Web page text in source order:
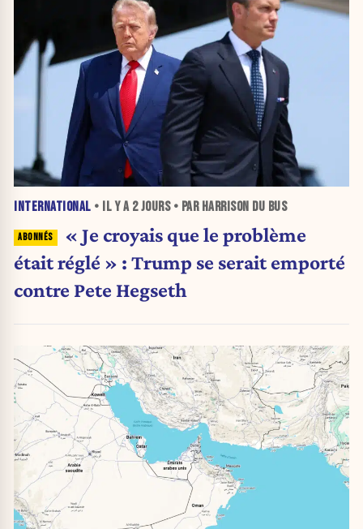
INTERNATIONAL • IL Y A 2 JOURS• PAR HARRISON DU BUS
« Je croyais que le problème
était réglé » : Trump se serait emporté
contre Pete Hegseth